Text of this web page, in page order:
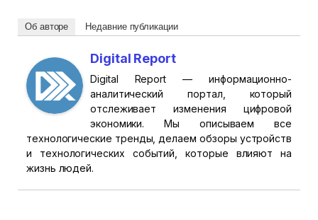
Об авторе Недавние публикации
Digital Report
Digital Report — информационно-
аналитический портал, который
отслеживает изменения цифровой
экономики. Мы описываем все
технологические тренды, делаем обзоры устройств
и технологических событий, которые влияют на
жизнь людей.